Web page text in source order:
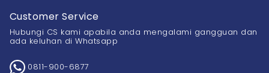
Customer Service
Hubungi CS kami apabila anda mengalami gangguan dan
ada keluhan di Whatsapp
0811-900-6877